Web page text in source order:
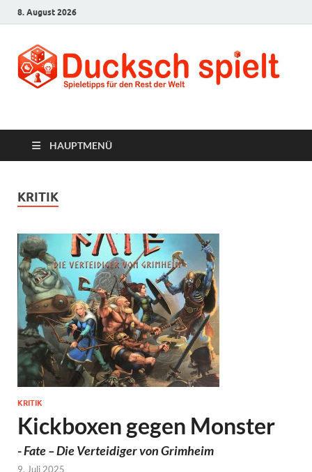
8. August 2026
Ducksch Spielt
HAUPTMENÜ
KRITIK
KRITIK
Kickboxen gegen Monster
-Fate – Die Verteidiger von Grimheim
9. Juli 2025